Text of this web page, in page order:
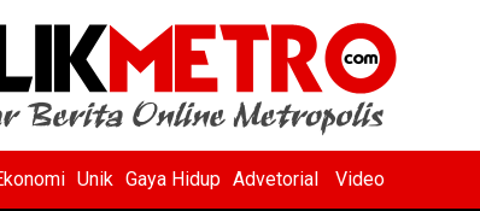
Unik Gaya Hidup Advetorial Video